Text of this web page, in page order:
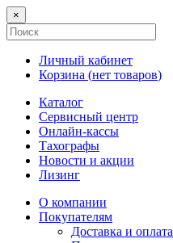
×
Личный кабинет
Корзина (нет товаров)
Каталог
Сервисный центр
Онлайн-кассы
Тахографы
Новости и акции
Лизинг
О компании
Покупателям
Доставка и